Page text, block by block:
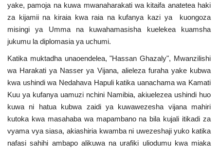
Wadhamini
Language
English Swahili español
French Arabic
yake, pamoja na kuwa mwanaharakati wa kitaifa anatetea haki
za kijamii na kiraia kwa raia na kufanya kazi ya kuongoza
misingi ya Umma na kuwahamasisha kuelekea kuamsha
jukumu la diplomasia ya uchumi.
Katika muktadha unaoendelea, "Hassan Ghazaly", Mwanzilishi
wa Harakati ya Nasser ya Vijana, alieleza furaha yake kubwa
kwa ushindi wa Nedahava Hapuli katika uanachama wa Kamati
Kuu ya kufanya uamuzi nchini Namibia, akiuelezea ushindi huo
kuwa ni hatua kubwa zaidi ya kuwawezesha vijana mahiri
kutoka kwa masahaba wa mapambano na bila kujali itikadi za
vyama vya siasa, akiashiria kwamba ni uwezeshaji yuko katika
nafasi sahihi ambapo alikuwa na urafiki uliodumu kwa miaka